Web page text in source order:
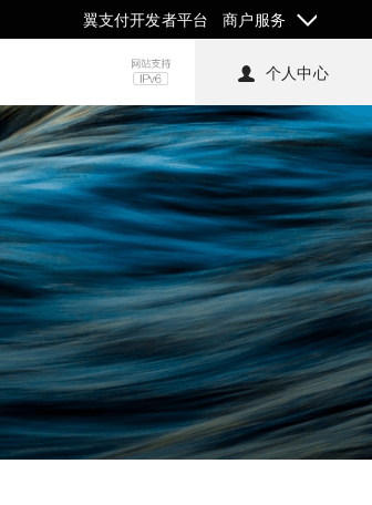
翼支付开发者平台 商户服务
个人中心